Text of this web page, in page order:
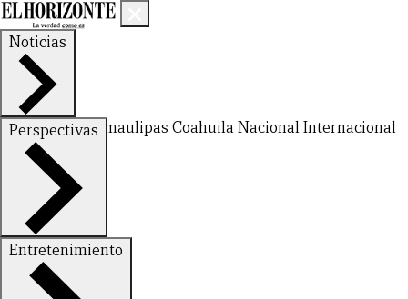
Noticias
Nuevo LeónTamaulipas Coahuila NacionalInternacional
Perspectivas
FinanzasOpinión
Entretenimiento